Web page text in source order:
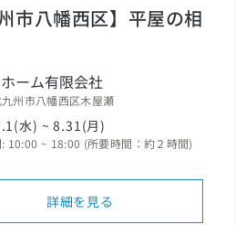
州市八幡西区】平屋の相
ーム有限会社
州市八幡西区木屋瀬
水) ~ 8.31(月)
10:00 ~ 18:00 (所要時間：約２時間)
詳細を見る